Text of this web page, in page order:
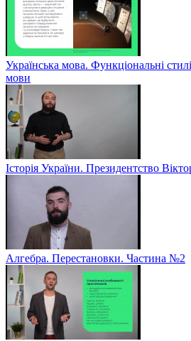
Українська мова. Функціональні
мови
Історія України. Президентство
Алгебра. Перестановки. Частина №2